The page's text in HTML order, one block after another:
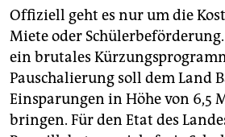
Offiziell geht es nur um die
Miete oder
ein brutales
Pauschalierung soll dem Land
Einsparungen in Höhe von 6,5
bringen. Für den Etat des